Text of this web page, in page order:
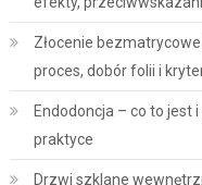
Złocenie
proces, dobór folii i
Endodoncja – co to jest
praktyce
Drzwi szklane